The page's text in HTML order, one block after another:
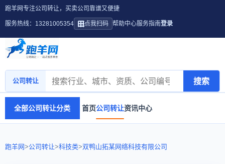
跑羊网专注公司转让，买卖公司靠谱又便捷
服务热线：13281005354 点我扫码 帮助中心服务指南登录
公司转让 搜索
全部公司转让分类 首页公司转让资讯中心
跑羊网>公司转让>科技类>双鸭山拓某网络科技有限公司